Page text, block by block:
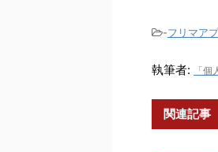
-フリマア
執筆者: 「
関連記事